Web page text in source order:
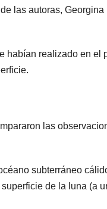
las autoras,
habían realizado en el
las
subterráneo
de la luna (a